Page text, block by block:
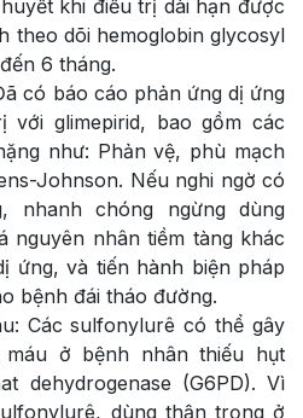
khi điều trị dài hạn được
theo dõi hemoglobin glycosyl
6 tháng.
có báo cáo phản ứng dị ứng
glimepirid, bao gồm các
như: Phản vệ, phù mạch
Johnson. Nếu nghi ngờ có
nhanh chóng ngừng dùng
nguyên nhân tiềm tàng khác
ứng, và tiến hành biện pháp
bệnh đái tháo đường.
Các sulfonylurê có thể gây
ở bệnh nhân thiếu hụt
dehydrogenase (G6PD). Vì
dùng thận trọng ở